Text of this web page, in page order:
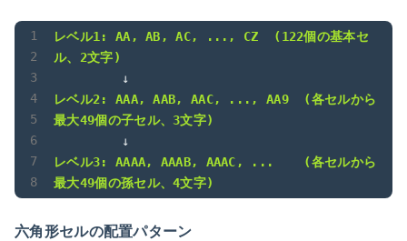
レベル1: AA, AB, AC, ..., CZ  (122個の基本セ
ル、2文字)
レベル2: AAA, AAB, AAC, ..., AA9  (各セルから
最大49個の子セル、3文字)
レベル3: AAAA, AAAB, AAAC, ...    (各セルから
最大49個の孫セル、4文字)
六角形セルの配置パターン